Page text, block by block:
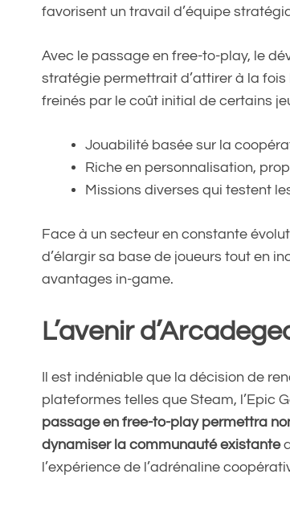
favorisent un travail d’équipe
Avec le passage en free-to-play, le
stratégie permettrait d’attirer à la
freinés par le coût initial de certains
Jouabilité basée sur la
Riche en personnalisation,
Missions diverses qui testent
Face à un secteur en constante
d’élargir sa base de joueurs tout en
avantages in-game.
L’avenir
Il est indéniable que la décision de
plateformes telles que Steam, l’Epic
passage en free-to-play permettra
dynamiser la communauté existante
l’expérience de l’adrénaline